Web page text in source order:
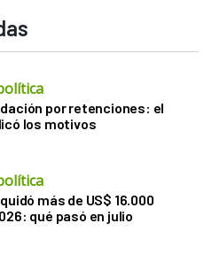
por retenciones: el
los motivos
más de US$ 16.000
qué pasó en julio